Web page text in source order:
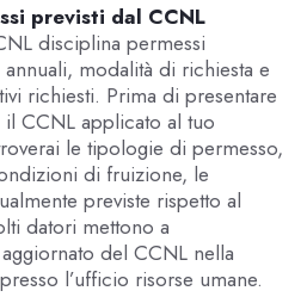
previsti dal CCNL
disciplina permessi
modalità di richiesta e
richiesti. Prima di presentare
CCNL applicato al tuo
le tipologie di permesso,
di fruizione, le
previste rispetto al
datori mettono a
del CCNL nella
l’ufficio risorse umane.